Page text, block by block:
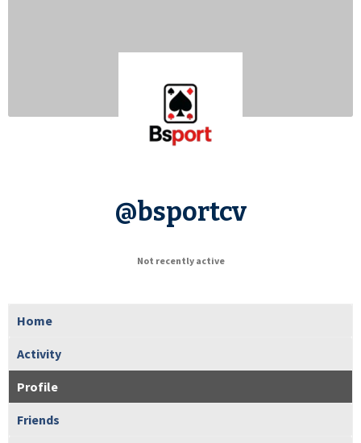
@bsportcv
Not recently active
Home
Activity
Profile
Friends